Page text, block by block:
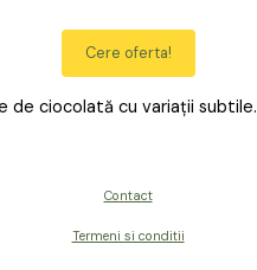
Cere oferta!
de ciocolată cu variații subtile.
Contact
Termeni si conditii